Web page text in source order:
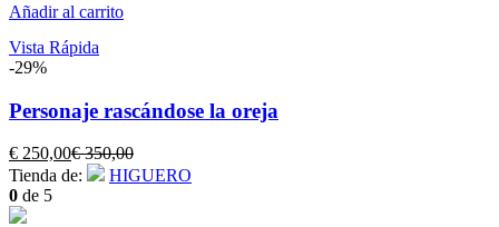
Añadir al carrito
Vista Rápida
-29%
Personaje rascándose la oreja
€ 250,00El
precio
€350,00El
precio
Tienda de:
HIGUERO
0 de 5